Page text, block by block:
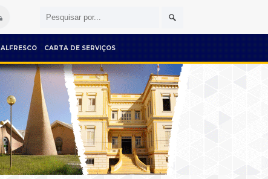
ALFRESCO CARTA DE SERVIÇOS